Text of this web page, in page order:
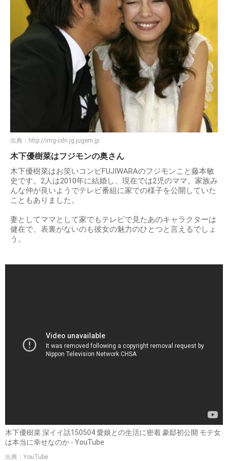
出典： http://img-cdn.jg.jugem.jp
木下優樹菜はフジモンの奥さん
木下優樹菜はお笑いコンビFUJIWARAのフジモンこと藤本敏
史です。2人は2010年に結婚し、現在では2児のママ。家族み
んな仲が良いようでテレビ番組に家での様子を公開していた
こともありました。
妻としてママとして家でもテレビで見たあのキャラクターは
健在で、表裏がないのも彼女の魅力のひとつと言えるでしょ
う。
木下優樹菜 深イイ話150504 愛娘との生活に密着 豪邸初公開 モテ女
は本当に幸せなのか - YouTube
出典：YouTube